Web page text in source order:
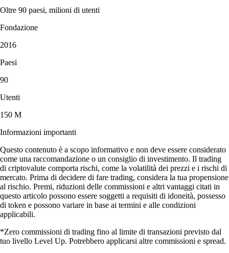
Oltre 90 paesi, milioni di utenti
Fondazione
2016
Paesi
90
Utenti
150 M
Informazioni importanti
Questo contenuto è a scopo informativo e non deve essere considerato
come una raccomandazione o un consiglio di investimento. Il trading
di criptovalute comporta rischi, come la volatilità dei prezzi e i rischi di
mercato. Prima di decidere di fare trading, considera la tua propensione
al rischio. Premi, riduzioni delle commissioni e altri vantaggi citati in
questo articolo possono essere soggetti a requisiti di idoneità, possesso
di token e possono variare in base ai termini e alle condizioni
applicabili.
*Zero commissioni di trading fino al limite di transazioni previsto dal
tuo livello Level Up. Potrebbero applicarsi altre commissioni e spread.